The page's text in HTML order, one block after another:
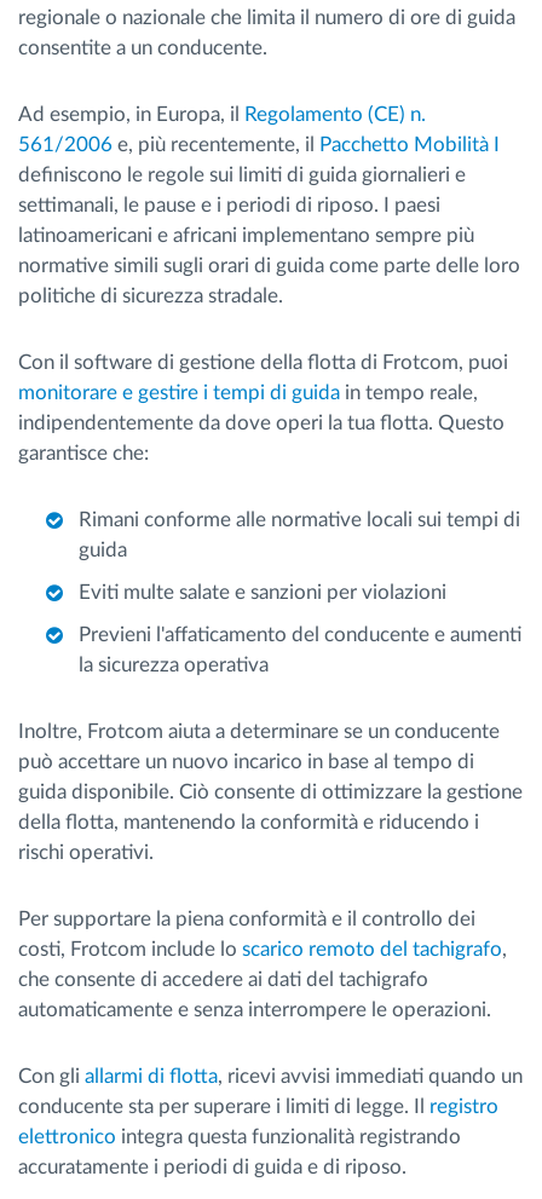
regionale o nazionale che limita il numero di ore di guida
consentite a un conducente.
Ad esempio, in Europa, il
Regolamento (CE) n.
561/2006 e, più recentemente, il
Pacchetto Mobilità I
definiscono le regole sui limiti di guida giornalieri e
settimanali, le pause e i periodi di riposo. I paesi
latinoamericani e africani implementano sempre più
normative simili sugli orari di guida come parte delle loro
politiche di sicurezza stradale.
Con il software di gestione della flotta di Frotcom, puoi
monitorare e gestire i tempi di guida in tempo reale,
indipendentemente da dove operi la tua flotta. Questo
garantisce che:
Rimani conforme alle normative locali sui tempi di
guida
Eviti multe salate e sanzioni per violazioni
Previeni l'affaticamento del conducente e aumenti
la sicurezza operativa
Inoltre, Frotcom aiuta a determinare se un conducente
può accettare un nuovo incarico in base al tempo di
guida disponibile. Ciò consente di ottimizzare la gestione
della flotta, mantenendo la conformità e riducendo i
rischi operativi.
Per supportare la piena conformità e il controllo dei
costi, Frotcom include lo scarico remoto del tachigrafo,
che consente di accedere ai dati del tachigrafo
automaticamente e senza interrompere le operazioni.
Con gli allarmi di flotta, ricevi avvisi immediati quando un
conducente sta per superare i limiti di legge. Il registro
elettronico integra questa funzionalità registrando
accuratamente i periodi di guida e di riposo.